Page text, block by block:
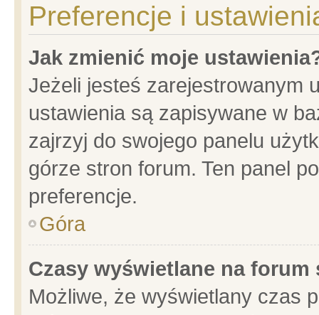
Preferencje i
Jak zmienić moje
Jeżeli jesteś zarejestrowanym
ustawienia są zapisywane w
zajrzyj do swojego panelu
górze stron forum. Ten panel
preferencje.
Góra
Czasy wyświetlane na forum
Możliwe, że wyświetlany czas